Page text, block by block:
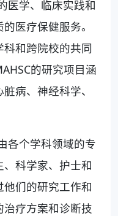
医学、临床实践和
医疗保健服务。
和跨院校的共同
的研究项目涵
病、神经科学、
各个学科领域的专
科学家、护士和
们的研究工作和
疗方案和诊断技